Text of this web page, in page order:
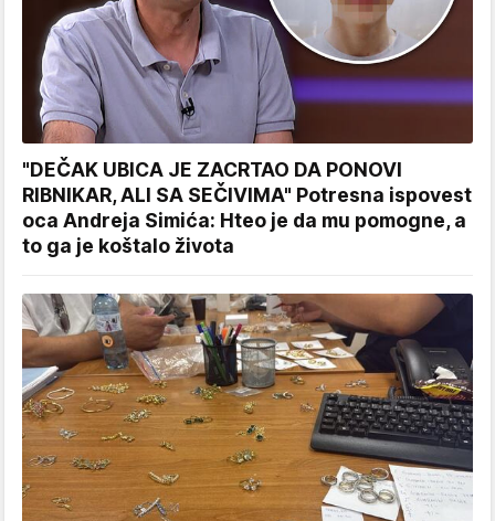
"DEČAK UBICA JE ZACRTAO DA PONOVI
RIBNIKAR, ALI SA SEČIVIMA" Potresna ispovest
oca Andreja Simića: Hteo je da mu pomogne, a
to ga je koštalo života